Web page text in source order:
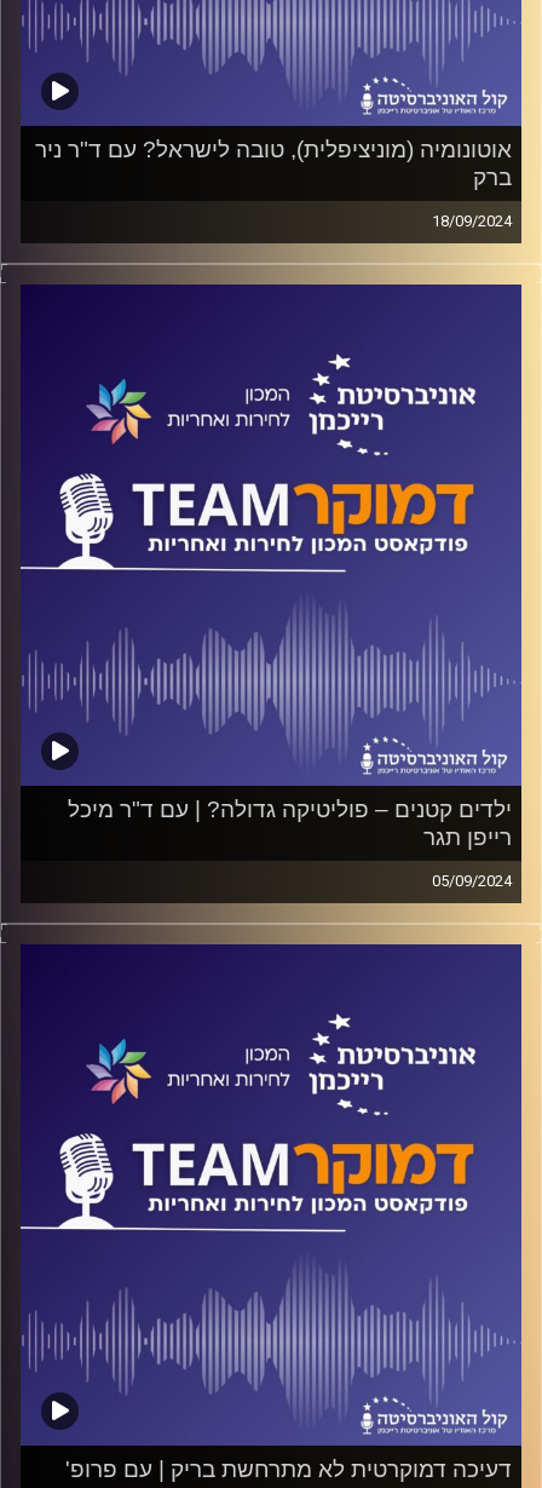
אוטונומיה (מוניציפלית), טובה לישראל? עם ד"ר ניר
ברק
18/09/2024
פודקאסט המכון לחירות ואחריות באוניברסיטת רייכמן
אילו סוגי אוטונומיה מוניציפלית קיימים? מהם היתרונות ומהם
המכון לחירות ואחריות
ילדים קטנים – פוליטיקה גדולה? | עם ד"ר מיכל
רייפן תגר
05/09/2024
פודקאסט המכון לחירות ואחריות באוניברסיטת רייכמן
מתי מתחילה המודעות הפוליטית אצל ילדים? מי הכי משפיע
לדמוקרטיה? על כל אלה ועוד ישוחח ד"ר חיים וייצמן עם ד"ר
מיכל רייפן תגר
המכון לחירות ואחריות
דעיכה דמוקרטית לא מתרחשת בריק | עם פרופ'